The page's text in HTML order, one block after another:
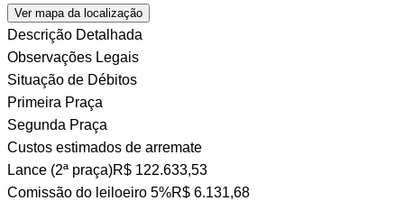
Ver mapa da localização
Descrição Detalhada
Observações Legais
Situação de Débitos
Primeira Praça
Segunda Praça
Custos estimados de arremate
Lance (2ª praça)R$ 122.633,53
Comissão do leiloeiro 5%R$ 6.131,68